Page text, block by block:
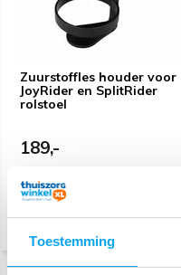
Toestemming
Zuurstoffles houder voor
JoyRider en SplitRider
rolstoel
189,-
1-2 werkdagen (Web Only)
Vergelijk